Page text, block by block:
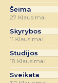
Šeima
27 Klausimai
Skyrybos
11 Klausimai
Studijos
18 Klausimai
Sveikata